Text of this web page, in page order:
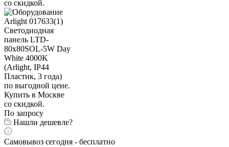
По запросу
Нашли дешевле?
Самовывоз сегодня - бесплатно